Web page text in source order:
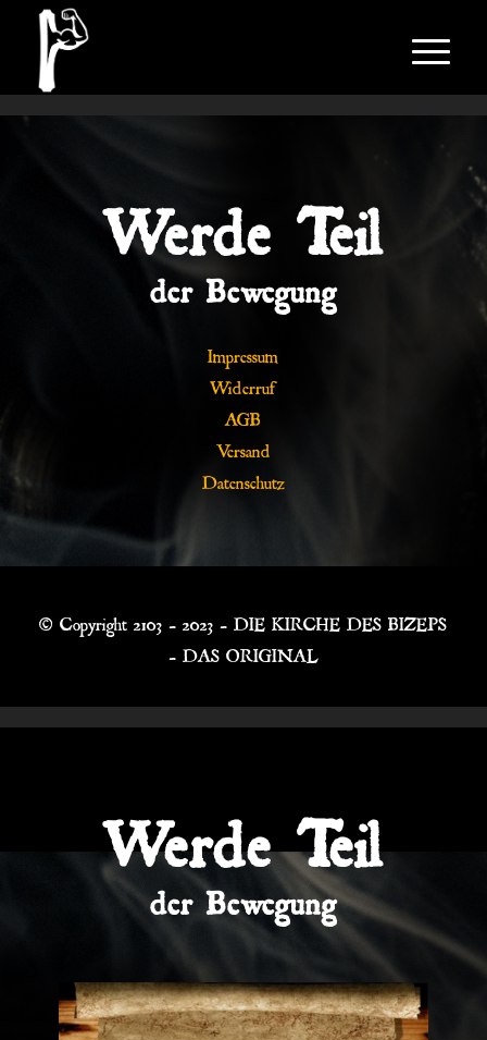
Werde Teil
der Bewegung
Impressum
Widerruf
AGB
Versand
Datenschutz
© Copyright 2103 – 2023 – DIE KIRCHE DES BIZEPS
– DAS ORIGINAL
Werde Teil
der Bewegung